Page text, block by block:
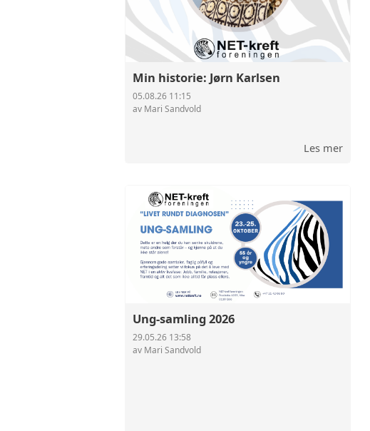
Min historie: Jørn Karlsen
05.08.26 11:15
av Mari Sandvold
Les mer
Ung-samling 2026
29.05.26 13:58
av Mari Sandvold